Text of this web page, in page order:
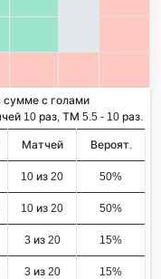
сумме с голами
10 раз, ТМ 5.5 - 10 раз.
Матчей Вероят.
10 из 20 50%
10 из 20 50%
3 из 20 15%
3 из 20 15%